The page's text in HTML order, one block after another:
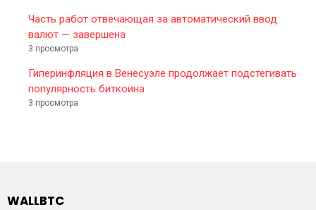
Часть работ отвечающая за автоматический ввод
валют — завершена
3 просмотра
Гиперинфляция в Венесуэле продолжает подстегивать
популярность биткоина
3 просмотра
WALLBTC